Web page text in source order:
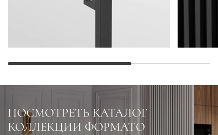
ПОСМОТРЕТЬ КАТАЛОГ
КОЛЛЕКЦИИ ФОРМАТО